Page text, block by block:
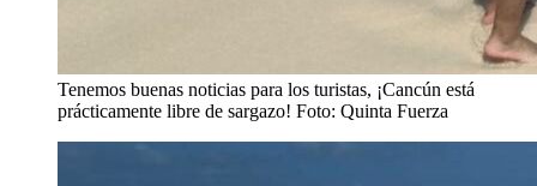
Tenemos buenas noticias para los turistas, ¡Cancún está
prácticamente libre de sargazo! Foto: Quinta Fuerza